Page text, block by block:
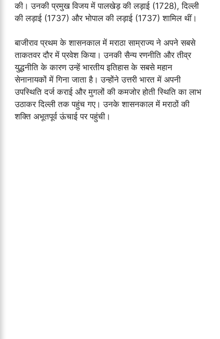
की। उनकी प्रमुख विजय में पालखेड़ की लड़ाई (1728), दिल्ली
की लड़ाई (1737) और भोपाल की लड़ाई (1737) शामिल थीं।
बाजीराव प्रथम के शासनकाल में मराठा साम्राज्य ने अपने सबसे
ताकतवर दौर में प्रवेश किया। उनकी सैन्य रणनीति और तीव्र
युद्धनीति के कारण उन्हें भारतीय इतिहास के सबसे महान
सेनानायकों में गिना जाता है। उन्होंने उत्तरी भारत में अपनी
उपस्थिति दर्ज कराई और मुगलों की कमजोर होती स्थिति का लाभ
उठाकर दिल्ली तक पहुंच गए। उनके शासनकाल में मराठों की
शक्ति अभूतपूर्व ऊंचाई पर पहुंची।